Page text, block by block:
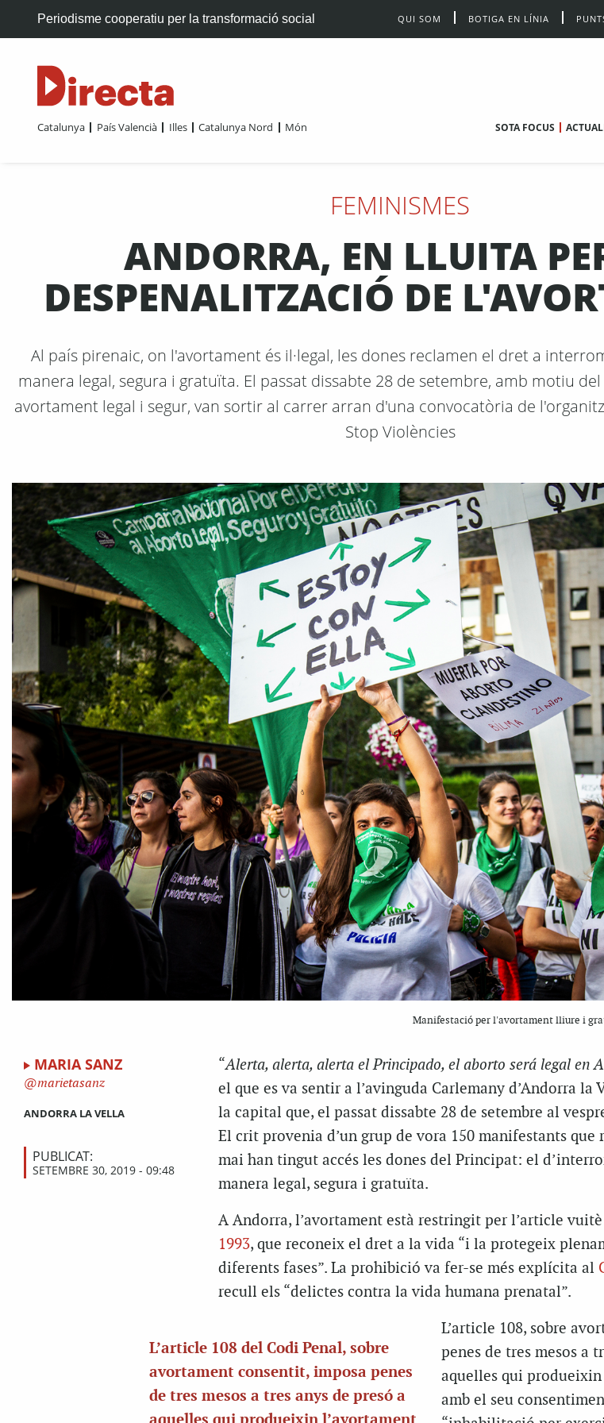
Periodisme cooperatiu per la transformació social QUI SOM BOTIGA EN LÍNIA
Catalunya País Valencià Illes Catalunya Nord Món SOTA FOCUS
FEMINISMES
ANDORRA, EN LLUITA
DESPENALITZACIÓ DE
Al país pirenaic, on l'avortament és il·legal, les dones reclamen el dret a
manera legal, segura i gratuïta. El passat dissabte 28 de setembre, amb motiu
avortament legal i segur, van sortir al carrer arran d'una convocatòria de
Stop Violències
Manifestació per l'avortament lliure i
MARIA SANZ
marietasanz
ANDORRA LA VELLA
PUBLICAT:
SETEMBRE 30, 2019 - 09:48
“Alerta, alerta, alerta el Principado, el aborto será legal en
el que es va sentir a l’avinguda Carlemany d’Andorra la
la capital que, el passat dissabte 28 de setembre al
El crit provenia d’un grup de vora 150 manifestants que
mai han tingut accés les dones del Principat: el
manera legal, segura i gratuïta.
A Andorra, l’avortament està restringit per l’article
1993, que reconeix el dret a la vida “i la protegeix
diferents fases”. La prohibició va fer-se més explícita al
recull els “delictes contra la vida humana prenatal”.
L’article 108 del Codi Penal, sobre
avortament consentit, imposa penes
de tres mesos a tres anys de presó a
L’article 108, sobre
penes de tres mesos a
aquelles qui produeixin
amb el seu